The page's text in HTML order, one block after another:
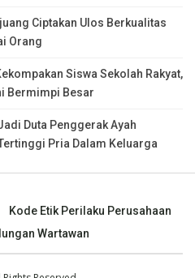
Ciptakan Ulos Berkualitas
Orang
Siswa Sekolah Rakyat,
Bermimpi Besar
Duta Penggerak Ayah
Pria Dalam Keluarga
Kode Etik Perilaku Perusahaan
Wartawan